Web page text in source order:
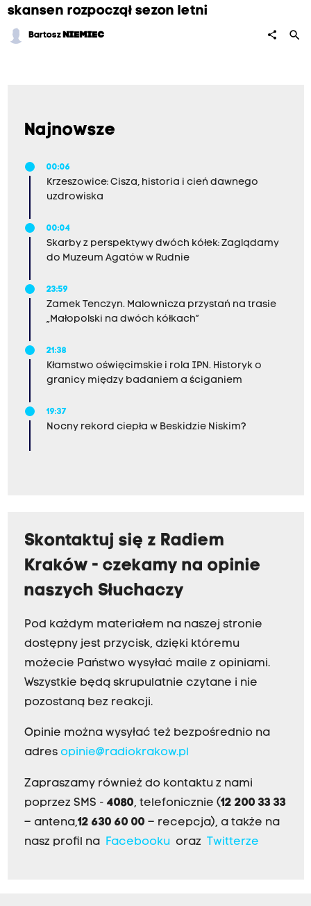
skansen rozpoczął sezon letni
Bartosz NIEMIEC share search
Najnowsze
00:06
Krzeszowice: Cisza, historia i cień dawnego
uzdrowiska
00:04
Skarby z perspektywy dwóch kółek: Zaglądamy
do Muzeum Agatów w Rudnie
23:59
Zamek Tenczyn. Malownicza przystań na trasie
„Małopolski na dwóch kółkach”
21:38
Kłamstwo oświęcimskie i rola IPN. Historyk o
granicy między badaniem a ściganiem
19:37
Nocny rekord ciepła w Beskidzie Niskim?
Skontaktuj się z Radiem
Kraków - czekamy na opinie
naszych Słuchaczy
Pod każdym materiałem na naszej stronie
dostępny jest przycisk, dzięki któremu
możecie Państwo wysyłać maile z opiniami.
Wszystkie będą skrupulatnie czytane i nie
pozostaną bez reakcji.
Opinie można wysyłać też bezpośrednio na
adres opinie@radiokrakow.pl
Zapraszamy również do kontaktu z nami
poprzez SMS - 4080, telefonicznie (12 200 33 33
– antena,12 630 60 00 – recepcja), a także na
nasz profil na
Facebookuoraz Twitterze